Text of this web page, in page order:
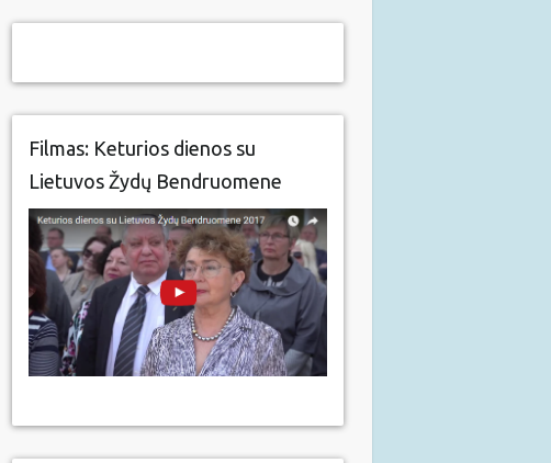
Filmas: Keturios dienos su
Lietuvos Žydų Bendruomene